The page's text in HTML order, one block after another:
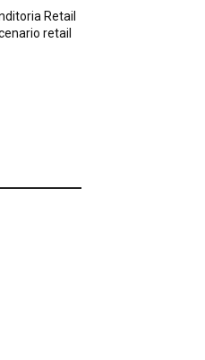
Retail
retail